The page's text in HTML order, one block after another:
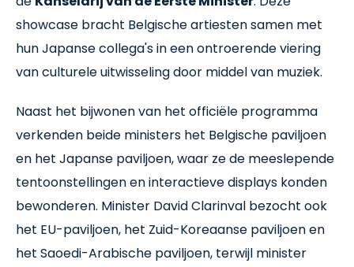
showcase bracht Belgische artiesten samen met
hun Japanse collega's in een ontroerende viering
van culturele uitwisseling door middel van muziek.
Naast het bijwonen van het officiële programma
verkenden beide ministers het Belgische paviljoen
en het Japanse paviljoen, waar ze de meeslepende
tentoonstellingen en interactieve displays konden
bewonderen. Minister David Clarinval bezocht ook
het EU-paviljoen, het Zuid-Koreaanse paviljoen en
het Saoedi-Arabische paviljoen, terwijl minister